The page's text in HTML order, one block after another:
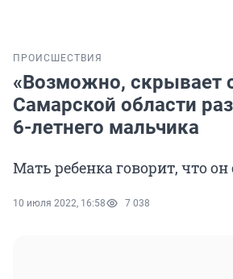
ПРОИСШЕСТВИЯ
«Возможно, скрывает
Самарской области
6-летнего мальчика
Мать ребенка говорит, что
10 июля 2022, 16:58 7 038